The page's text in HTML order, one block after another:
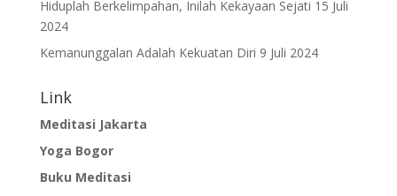
Hiduplah Berkelimpahan, Inilah Kekayaan Sejati 15 Juli
2024
Kemanunggalan Adalah Kekuatan Diri 9 Juli 2024
Link
Meditasi Jakarta
Yoga Bogor
Buku Meditasi